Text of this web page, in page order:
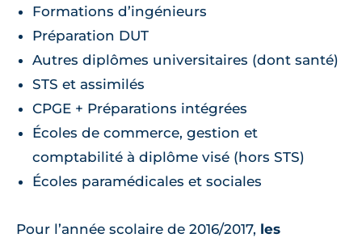
Formations d’ingénieurs
Préparation DUT
Autres diplômes universitaires (dont santé)
STS et assimilés
CPGE + Préparations intégrées
Écoles de commerce, gestion et
comptabilité à diplôme visé (hors STS)
Écoles paramédicales et sociales
Pour l’année scolaire de 2016/2017, les